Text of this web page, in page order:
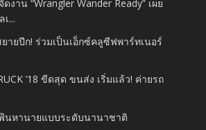
ดงาน “Wrangler Wander Ready” เผย
...
ยายปีก! ร่วมเป็นเอ็กซ์คลูซีฟพาร์ทเนอร์
’18 ขีดสุด ขนส่ง เริ่มแล้ว! ค่ายรถ
ฟ้นหานายแบบระดับนานาชาติ